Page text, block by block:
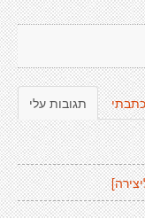
תגובות עלי